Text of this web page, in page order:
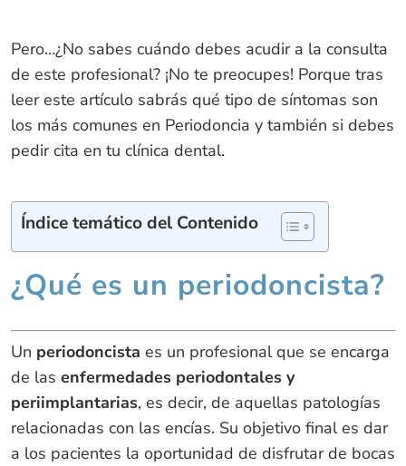
Pero…¿No sabes cuándo debes acudir a la consulta
de este profesional? ¡No te preocupes! Porque tras
leer este artículo sabrás qué tipo de síntomas son
los más comunes en Periodoncia y también si debes
pedir cita en tu clínica dental.
Índice temático del Contenido
¿Qué es un periodoncista?
Un periodoncista es un profesional que se encarga
de las enfermedades periodontales y
periimplantarias, es decir, de aquellas patologías
relacionadas con las encías. Su objetivo final es dar
a los pacientes la oportunidad de disfrutar de bocas